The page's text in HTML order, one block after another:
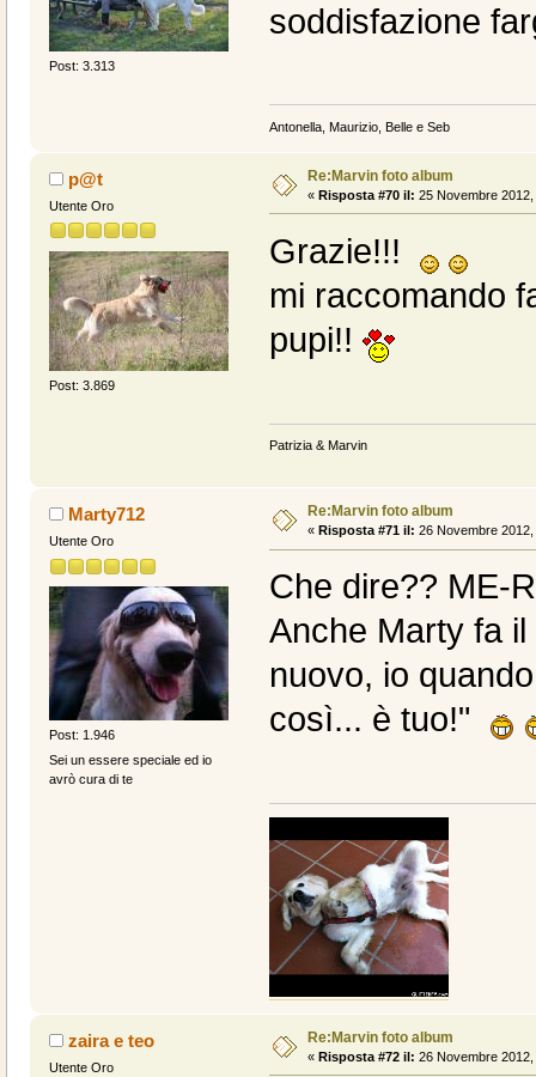
Post: 3.313
soddisfazione
Antonella, Maurizio, Belle e Seb
p@t
Utente Oro
Post: 3.869
Re:Marvin foto album
« Risposta #70 il: 25 Novembre
Grazie!!!
mi raccomando
pupi!!
Patrizia & Marvin
Marty712
Utente Oro
Post: 1.946
Sei un essere speciale ed io
avrò cura di te
Re:Marvin foto album
« Risposta #71 il: 26 Novembre
Che dire?? ME-
Anche Marty fa
nuovo, io
così... è tuo!"
zaira e teo
Utente Oro
Re:Marvin foto album
« Risposta #72 il: 26 Novembre